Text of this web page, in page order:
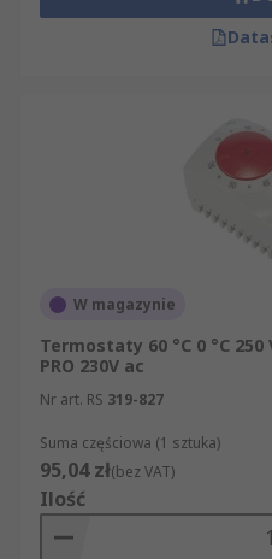
W magazynie
Termostaty 60 °C 0 °C 250
PRO 230V ac
Nr art. RS 319-827
Suma częściowa (1 sztuka)
95,04 zł(bez VAT)
Ilość